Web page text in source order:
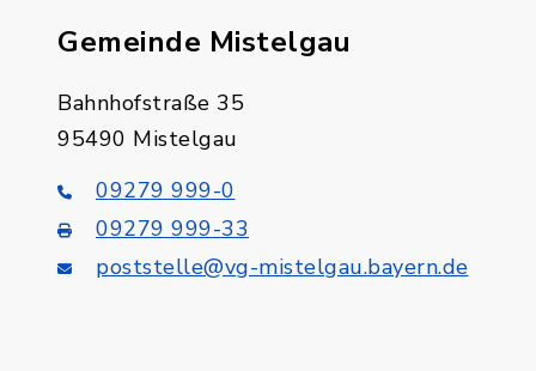
Gemeinde Mistelgau
Bahnhofstraße 35
95490 Mistelgau
09279 999-0
09279 999-33
poststelle@vg-mistelgau.bayern.de